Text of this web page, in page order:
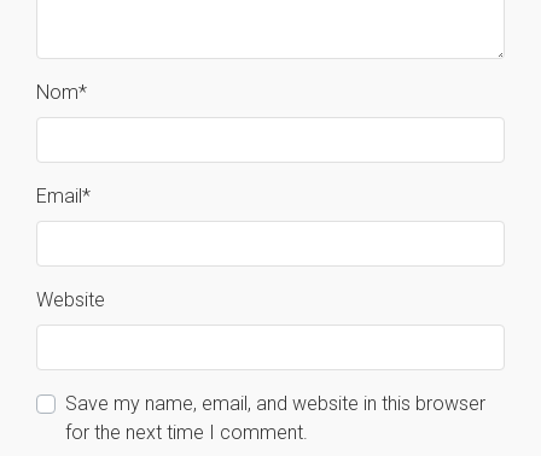
Nom*
Email*
Website
Save my name, email, and website in this browser
for the next time I comment.